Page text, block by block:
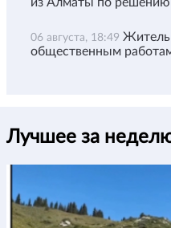
06 августа, 18:49
общественным
Лучшее за